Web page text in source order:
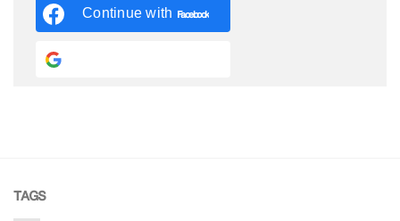
Continue with Facebook
TAGS